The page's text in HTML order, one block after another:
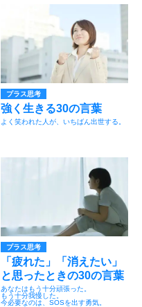
プラス思考
強く生きる30の言葉
よく笑われた人が、いちばん出世する。
プラス思考
「疲れた」「消えたい」
と思ったときの30の言葉
あなたはもう十分頑張った。
もう十分我慢した。
今必要なのは、SOSを出す勇気。